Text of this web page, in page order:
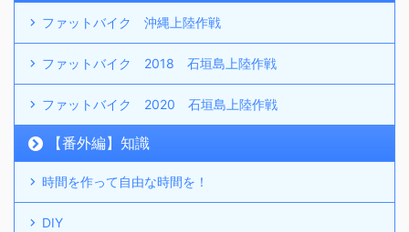
ファットバイク 沖縄上陸作戦
ファットバイク 2018 石垣島上陸作戦
ファットバイク 2020 石垣島上陸作戦
【番外編】知識
時間を作って自由な時間を！
DIY